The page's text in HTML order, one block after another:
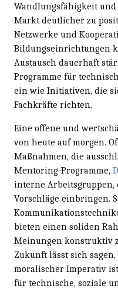
Wandlungsfähigkeit
Markt deutlicher zu
Netzwerke und
Bildungseinrichtungen
Austausch dauerhaft
Programme für
ein wie Initiativen, die
Fachkräfte richten.
Eine offene und
von heute auf morgen.
Maßnahmen, die
Mentoring-Programme,
interne Arbeitsgruppen,
Vorschläge einbringen.
bieten einen soliden
Meinungen konstruktiv
Zukunft lässt sich
moralischer Imperativ
für technische, soziale